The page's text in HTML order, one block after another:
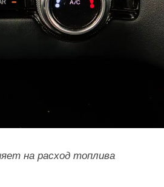
на расход топлива